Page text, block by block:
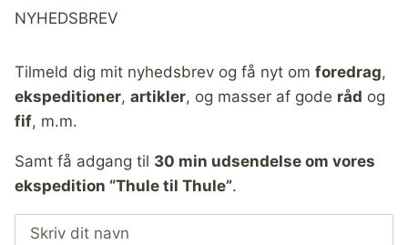
NYHEDSBREV
Tilmeld dig mit nyhedsbrev og få nyt om foredrag,
ekspeditioner, artikler, og masser af gode råd og
fif, m.m.
Samt få adgang til 30 min udsendelse om vores
ekspedition “Thule til Thule”.